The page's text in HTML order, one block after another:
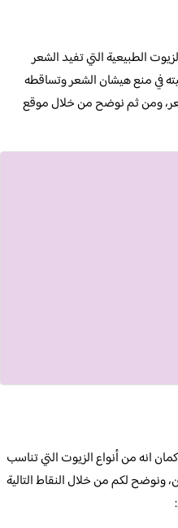
الطبيعية التي تفيد الشعر
في منع هيشان الشعر وتساقطه
ومن ثم نوضح من خلال موقع
انه من أنواع الزيوت التي تناسب
ونوضح لكم من خلال النقاط التالية